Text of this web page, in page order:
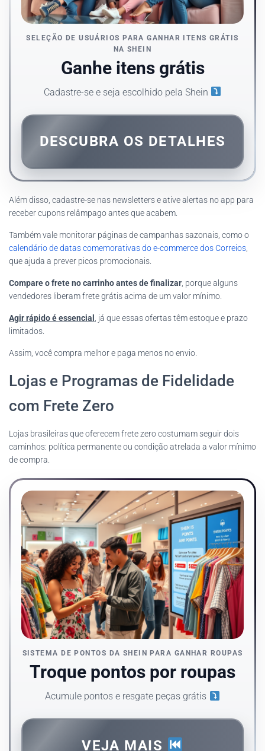
SELEÇÃO DE USUÁRIOS PARA GANHAR ITENS GRÁTIS
NA SHEIN
Ganhe itens grátis
Cadastre-se e seja escolhido pela Shein
DESCUBRA OS DETALHES
Além disso, cadastre-se nas newsletters e ative alertas no app para
receber cupons relâmpago antes que acabem.
Também vale monitorar páginas de campanhas sazonais, como o
calendário de datas comemorativas do e-commerce dos Correios
que ajuda a prever picos promocionais.
Compare o frete no carrinho antes de finalizar , porque alguns
vendedores liberam frete grátis acima de um valor mínimo.
Agir rápido é essencial
, já que essas ofertas têm estoque e prazo
limitados.
Assim, você compra melhor e paga menos no envio.
Lojas e Programas de Fidelidade
com Frete Zero
Lojas brasileiras que oferecem frete zero costumam seguir dois
caminhos: política permanente ou condição atrelada a valor mínimo
de compra.
SISTEMA DE PONTOS DA SHEIN PARA GANHAR ROUPAS
Troque pontos por roupas
Acumule pontos e resgate peças grátis
VEJA MAIS